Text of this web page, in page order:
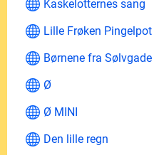
Kaskelotternes sang
Lille Frøken Pingelpot
Børnene fra Sølvgade
Ø
Ø MINI
Den lille regn